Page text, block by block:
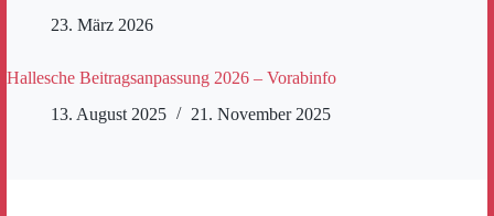
23. März 2026
Hallesche Beitragsanpassung 2026 – Vorabinfo
13. August 2025
21. November 2025